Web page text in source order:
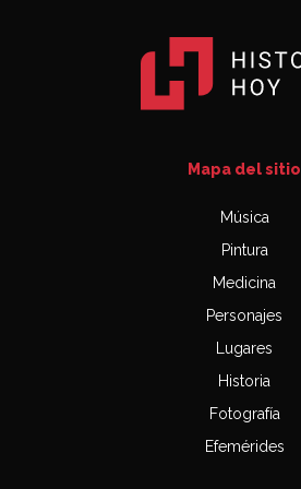
Mapa del sitio
Música
Pintura
Medicina
Personajes
Lugares
Historia
Fotografía
Efemérides